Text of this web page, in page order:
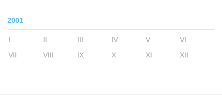
2001
I II III IV V
VI
VII
VIII IX X XI XII